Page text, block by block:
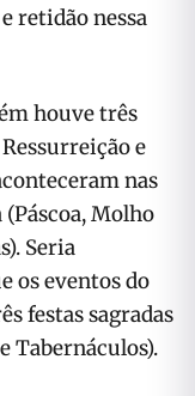
retidão nessa
houve três
e
nas
Molho
Seria
os eventos do
festas sagradas
Tabernáculos).